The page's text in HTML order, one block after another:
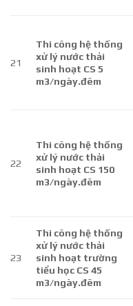
21
Thi công hệ thống
xử lý nước thải
sinh hoạt CS 5
m3/ngày.đêm
22
Thi công hệ thống
xử lý nước thải
sinh hoạt CS 150
m3/ngày.đêm
23
Thi công hệ thống
xử lý nước thải
sinh hoạt trường
tiểu học CS 45
m3/ngày.đêm